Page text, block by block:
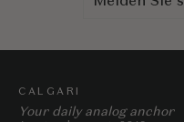
CALGARI
Your daily analog anchor